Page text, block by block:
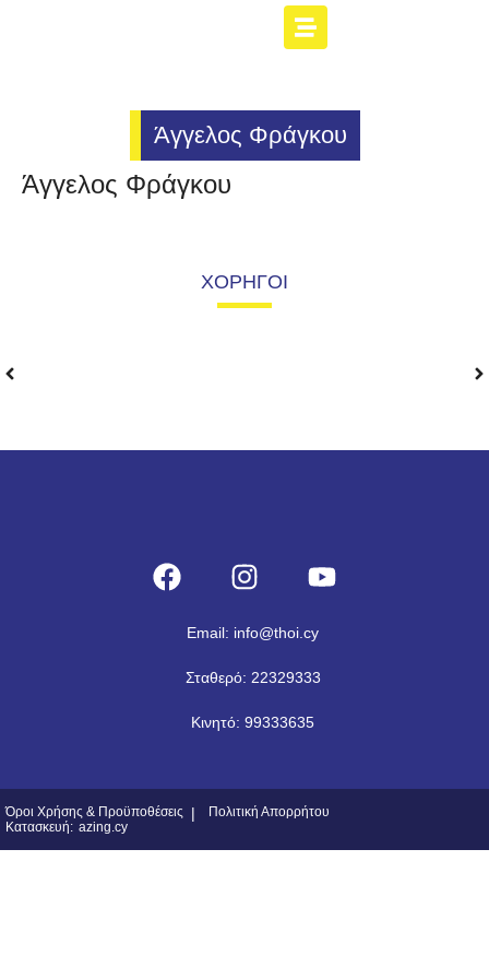
Άγγελος Φράγκου
Άγγελος Φράγκου
ΧΟΡΗΓΟΙ
Email: info@thoi.cy
Σταθερό: 22329333
Κινητό: 99333635
Όροι Χρήσης & Προϋποθέσεις |
Πολιτική Απορρήτου
Κατασκευή: azing.cy